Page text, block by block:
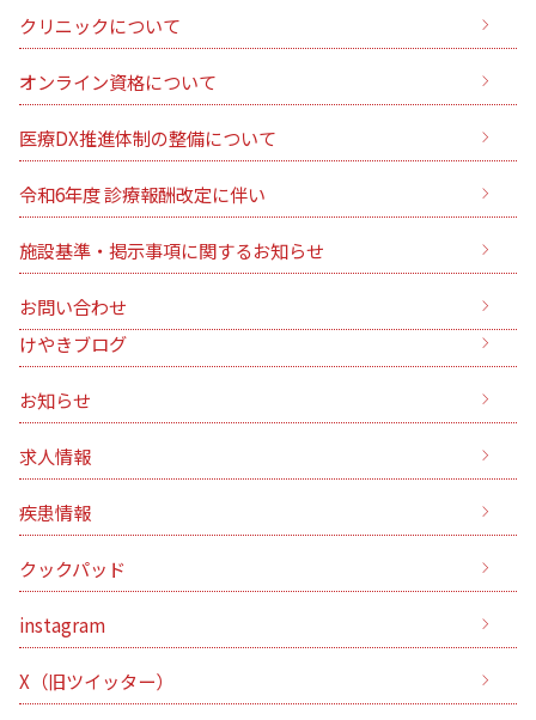
クリニックについて
オンライン資格について
医療DX推進体制の整備について
令和6年度 診療報酬改定に伴い
施設基準・掲示事項に関するお知らせ
お問い合わせ
けやきブログ
お知らせ
求人情報
疾患情報
クックパッド
instagram
X（旧ツイッター）